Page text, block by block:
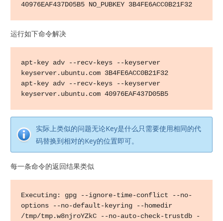
40976EAF437D05B5 NO_PUBKEY 3B4FE6ACC0B21F32
运行如下命令解决
apt-key adv --recv-keys --keyserver
keyserver.ubuntu.com 3B4FE6ACC0B21F32
apt-key adv --recv-keys --keyserver
keyserver.ubuntu.com 40976EAF437D05B5
实际上类似的问题无论Key是什么只需要使用相同的代
码替换到相对的Key的位置即可。
每一条命令的返回结果类似
Executing: gpg --ignore-time-conflict --no-
options --no-default-keyring --homedir
/tmp/tmp.w8njroYZkC --no-auto-check-trustdb -